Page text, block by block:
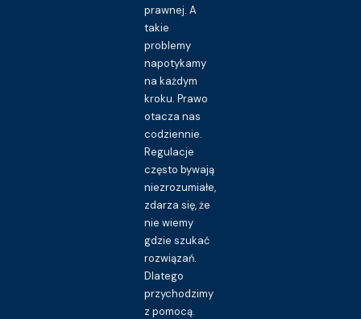
prawnej. A
takie
problemy
napotykamy
na każdym
kroku. Prawo
otacza nas
codziennie.
Regulacje
często bywają
niezrozumiałe,
zdarza się, że
nie wiemy
gdzie szukać
rozwiązań.
Dlatego
przychodzimy
z pomocą.